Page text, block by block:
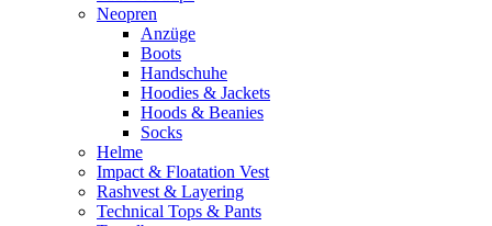
Neopren
Anzüge
Boots
Handschuhe
Hoodies & Jackets
Hoods & Beanies
Socks
Helme
Impact & Floatation Vest
Rashvest & Layering
Technical Tops & Pants